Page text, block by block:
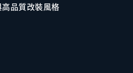
品質改裝風格